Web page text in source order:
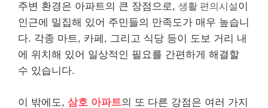
주변 환경은 아파트의 큰 장점으로, 생활 편의시설이
인근에 밀집해 있어 주민들의 만족도가 매우 높습니
다. 각종 마트, 카페, 그리고 식당 등이 도보 거리 내
에 위치해 있어 일상적인 필요를 간편하게 해결할
수 있습니다.
이 밖에도, 삼호 아파트의 또 다른 강점은 여러 가지